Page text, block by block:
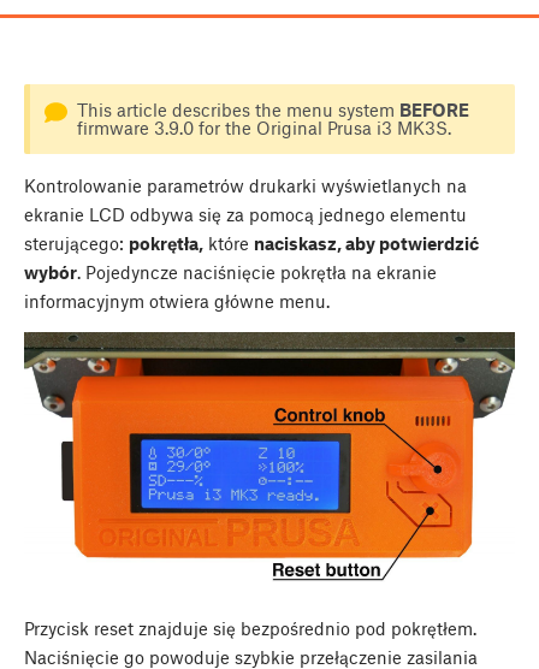
This article describes the menu system BEFORE
firmware 3.9.0 for the Original Prusa i3 MK3S.
Kontrolowanie parametrów drukarki wyświetlanych na
ekranie LCD odbywa się za pomocą jednego elementu
sterującego: pokrętła, które naciskasz, aby potwierdzić
wybór. Pojedyncze naciśnięcie pokrętła na ekranie
informacyjnym otwiera główne menu.
Przycisk reset znajduje się bezpośrednio pod pokrętłem.
Naciśnięcie go powoduje szybkie przełączenie zasilania